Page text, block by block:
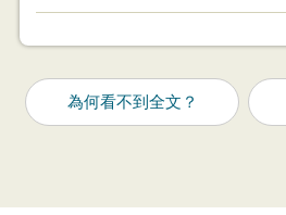
為何看不到全文？